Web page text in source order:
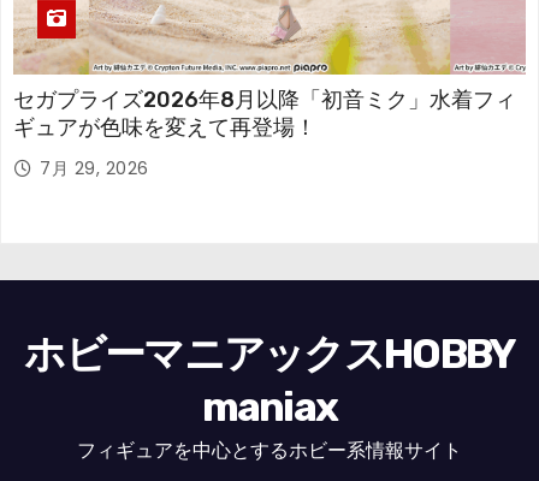
セガプライズ2026年8月以降「初音ミク」水着フィ
ギュアが色味を変えて再登場！
7月 29, 2026
ホビーマニアックスHOBBY
maniax
フィギュアを中心とするホビー系情報サイト